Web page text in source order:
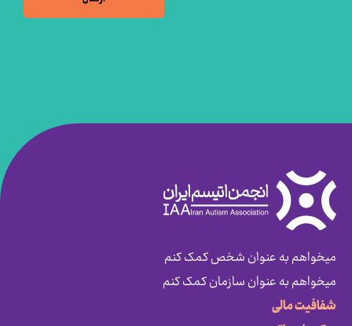
میخواهم به عنوان شخص کمک کنم
میخواهم به عنوان سازمان کمک کنم
شفافیت مالی